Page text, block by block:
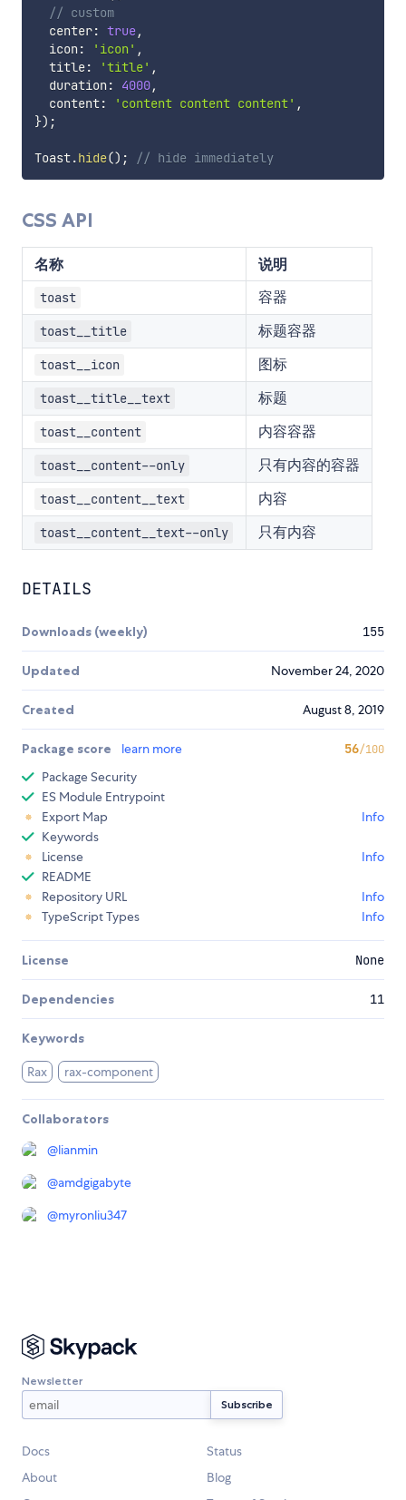
// custom
  center
: true,
  icon
: 'icon' ,
  title
: 'title' ,
  duration
: 4000,
  content
: 'content content content' ,
}) ;
Toast.hide() ; // hide immediately
CSS API
名称 说明
toast 容器
toast__title 标题容器
toast__icon 图标
toast__title__text 标题
toast__content 内容容器
toast__content--only 只有内容的容器
toast__content__text 内容
toast__content__text--only 只有内容
DETAILS
Downloads (weekly) 155
Updated November 24, 2020
Created August 8, 2019
Package score learn more 56/100
Package Security
ES Module Entrypoint
Export Map
Info
Keywords
License
Info
README
Repository URL
Info
TypeScript Types
Info
License None
Dependencies 11
Keywords
Rax rax-component
Collaborators
@lianmin
@amdgigabyte
@myronliu347
Newsletter
Docs
Status
About
Blog